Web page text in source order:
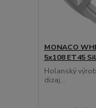
MONACO
5x108 ET45
Holanský
dizaj...